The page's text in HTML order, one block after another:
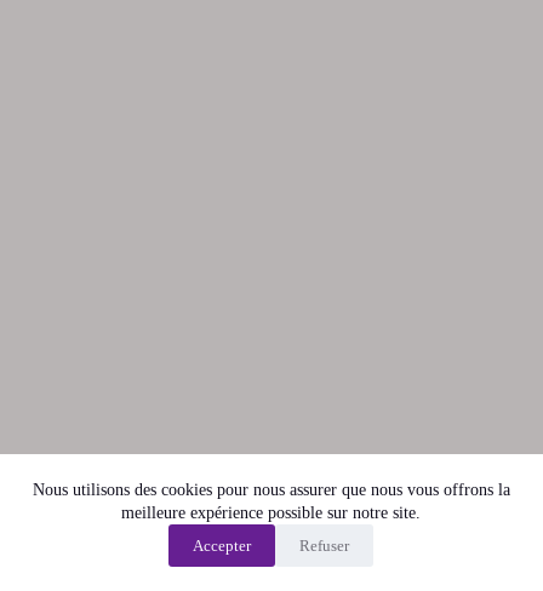
Nous utilisons des cookies pour nous assurer que nous vous offrons la
meilleure expérience possible sur notre site.
Accepter
Refuser